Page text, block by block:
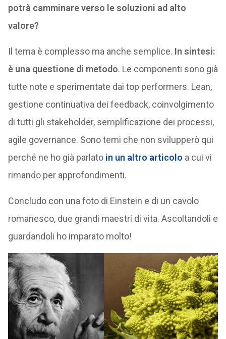
potrà camminare verso le soluzioni ad alto
valore?
Il tema è complesso ma anche semplice. In sintesi:
è una questione di metodo. Le componenti sono già
tutte note e sperimentate dai top performers. Lean,
gestione continuativa dei feedback, coinvolgimento
di tutti gli stakeholder, semplificazione dei processi,
agile governance. Sono temi che non svilupperò qui
perché ne ho già parlato in un altro articolo a cui vi
rimando per approfondimenti.
Concludo con una foto di Einstein e di un cavolo
romanesco, due grandi maestri di vita. Ascoltandoli e
guardandoli ho imparato molto!